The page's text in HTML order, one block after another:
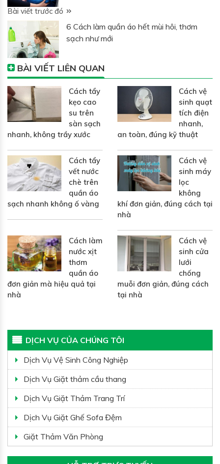
Bài viết trước đó
6 Cách làm quần áo hết mùi hôi, thơm
sạch như mới
BÀI VIẾT LIÊN QUAN
Cách tẩy
kẹo cao
su trên
sàn sạch
nhanh, không trầy xước
Cách vệ
sinh quạt
tích điện
nhanh,
an toàn, đúng kỹ thuật
Cách tẩy
vết nước
chè trên
quần áo
sạch nhanh không ố vàng
Cách vệ
sinh máy
lọc
không
khí đơn giản, đúng cách tại
nhà
Cách làm
nước xịt
thơm
quần áo
đơn giản mà hiệu quả tại
nhà
Cách vệ
sinh cửa
lưới
chống
muỗi đơn giản, đúng cách
tại nhà
DỊCH VỤ CỦA CHÚNG TÔI
Dịch Vụ Vệ Sinh Công Nghiệp
Dịch Vụ Giặt thảm cầu thang
Dịch Vụ Giặt Thảm Trang Trí
Dịch Vụ Giặt Ghế Sofa Đệm
Giặt Thảm Văn Phòng